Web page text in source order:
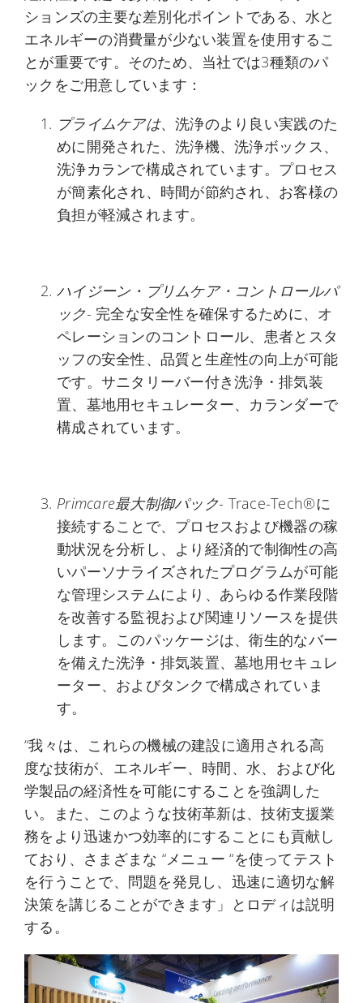
ションズの主要な差別化ポイントである、水と
エネルギーの消費量が少ない装置を使用するこ
とが重要です。そのため、当社では3種類のパ
ックをご用意しています：
プライムケアは、洗浄のより良い実践のた
めに開発された、洗浄機、洗浄ボックス、
洗浄カランで構成されています。プロセス
が簡素化され、時間が節約され、お客様の
負担が軽減されます。
ハイジーン・プリムケア・コントロールパ
ック- 完全な安全性を確保するために、オ
ペレーションのコントロール、患者とスタ
ッフの安全性、品質と生産性の向上が可能
です。サニタリーバー付き洗浄・排気装
置、墓地用セキュレーター、カランダーで
構成されています。
Primcare最大制御パック- Trace-Tech®に
接続することで、プロセスおよび機器の稼
動状況を分析し、より経済的で制御性の高
いパーソナライズされたプログラムが可能
な管理システムにより、あらゆる作業段階
を改善する監視および関連リソースを提供
します。このパッケージは、衛生的なバー
を備えた洗浄・排気装置、墓地用セキュレ
ーター、およびタンクで構成されていま
す。
“我々は、これらの機械の建設に適用される高
度な技術が、エネルギー、時間、水、および化
学製品の経済性を可能にすることを強調した
い。また、このような技術革新は、技術支援業
務をより迅速かつ効率的にすることにも貢献し
ており、さまざまな “メニュー “を使ってテスト
を行うことで、問題を発見し、迅速に適切な解
決策を講じることができます」とロディは説明
する。